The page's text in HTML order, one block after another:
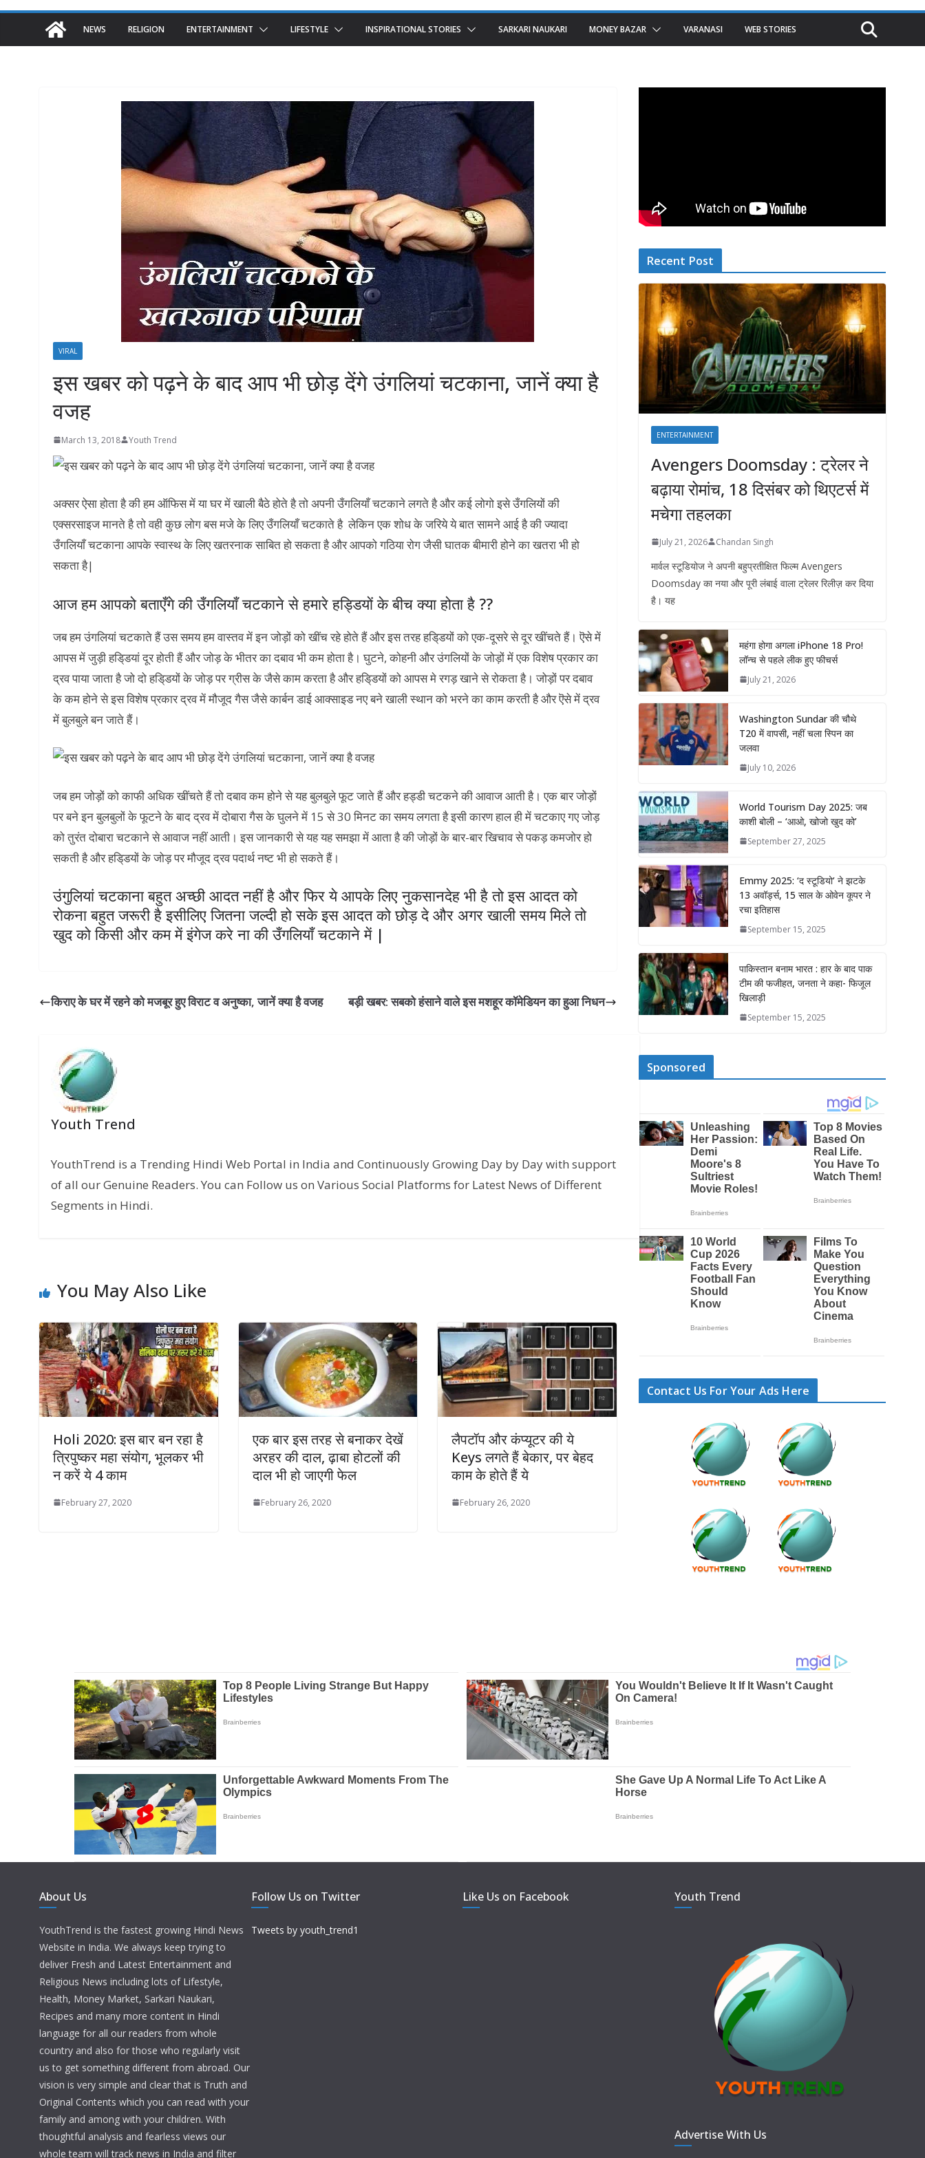
NEWS RELIGION ENTERTAINMENT LIFESTYLE INSPIRATIONAL STORIES SARKARI NAUKARI MONEY BAZAR VARANASI WEB STORIES
VIRAL
इस खबर को पढ़ने के बाद आप भी छोड़ देंगे उंगलियां चटकाना, जानें क्‍या है
वजह
March 13, 2018 Youth Trend
अक्सर ऐसा होता है की हम ऑफिस में या घर में खाली बैठे होते है तो अपनी उँगलियाँ चटकाने लगते है और कई लोगो इसे उँगलियों की
एक्सरसाइज मानते है तो वही कुछ लोग बस मजे के लिए उँगलियाँ चटकाते है लेकिन एक शोध के जरिये ये बात सामने आई है की ज्यादा
उँगलियाँ चटकाना आपके स्वास्थ के लिए खतरनाक साबित हो सकता है और आपको गठिया रोग जैसी घातक बीमारी होने का खतरा भी हो
सकता है|
आज हम आपको बताएँगे की उँगलियाँ चटकाने से हमारे हड्डियों के बीच क्या होता है ??
जब हम उंगलियां चटकाते हैं उस समय हम वास्तव में इन जोड़ों को खींच रहे होते हैं और इस तरह हडि्डयों को एक-दूसरे से दूर खींचते हैं। ऎसे में
आपस में जुड़ी हडि्डयां दूर होती हैं और जोड़ के भीतर का दबाव भी कम होता है। घुटने, कोहनी और उंगलियों के जोड़ों में एक विशेष प्रकार का
द्रव पाया जाता है जो दो हडि्डयों के जोड़ पर ग्रीस के जैसे काम करता है और हडि्डयों को आपस मे रगड़ खाने से रोकता है। जोड़ों पर दबाव
के कम होने से इस विशेष प्रकार द्रव में मौजूद गैस जैसे कार्बन डाई आक्साइड नए बने खाली स्थान को भरने का काम करती है और ऎसे में द्रव
में बुलबुले बन जाते हैं।
जब हम जोड़ों को काफी अधिक खींचते हैं तो दबाव कम होने से यह बुलबुले फूट जाते हैं और हड्डी चटकने की आवाज आती है। एक बार जोड़ों
पर बने इन बुलबुलों के फूटने के बाद द्रव में दोबारा गैस के घुलने में 15 से 30 मिनट का समय लगता है इसी कारण हाल ही में चटकाए गए जोड़
को तुरंत दोबारा चटकाने से आवाज नहीं आती। इस जानकारी से यह यह समझा में आता है की जोड़ों के बार-बार खिचाव से पकड़ कमजोर हो
सकती है और हडि्डयों के जोड़ पर मौजूद द्रव पदार्थ नष्ट भी हो सकते हैं।
उंगुलियां चटकाना बहुत अच्छी आदत नहीं है और फिर ये आपके लिए नुकसानदेह भी है तो इस आदत को
रोकना बहुत जरूरी है इसीलिए जितना जल्दी हो सके इस आदत को छोड़ दे और अगर खाली समय मिले तो
खुद को किसी और कम में इंगेज करे ना की उँगलियाँ चटकाने में |
किराए के घर में रहने को मजबूर हुए विराट व अनुष्का, जानें क्‍या है वजह बड़ी खबर: सबको हंसाने वाले इस मशहूर कॉमेडियन का हुआ निधन
Youth Trend
YouthTrend is a Trending Hindi Web Portal in India and Continuously Growing Day by Day with support
of all our Genuine Readers. You can Follow us on Various Social Platforms for Latest News of Different
Segments in Hindi.
You May Also Like
Holi 2020: इस बार बन रहा है
त्रिपुष्कर महा संयोग, भूलकर भी
न करें ये 4 काम
February 27, 2020
एक बार इस तरह से बनाकर देखें
अरहर की दाल, ढ़ाबा होटलों की
दाल भी हो जाएगी फेल
February 26, 2020
लैपटॉप और कंप्यूटर की ये
Keys लगते हैं बेकार, पर बेहद
काम के होते हैं ये
February 26, 2020
Recent Post
ENTERTAINMENT
Avengers Doomsday : ट्रेलर ने
बढ़ाया रोमांच, 18 दिसंबर को थिएटर्स में
मचेगा तहलका
July 21, 2026 Chandan Singh
मार्वल स्टूडियोज ने अपनी बहुप्रतीक्षित फिल्म Avengers
Doomsday का नया और पूरी लंबाई वाला ट्रेलर रिलीज़ कर दिया
है। यह
महंगा होगा अगला iPhone 18 Pro!
लॉन्च से पहले लीक हुए फीचर्स
July 21, 2026
Washington Sundar की चौथे
T20 में वापसी, नहीं चला स्पिन का
जलवा
July 10, 2026
World Tourism Day 2025: जब
काशी बोली – ‘आओ, खोजो खुद को’
September 27, 2025
Emmy 2025: ‘द स्टूडियो’ ने झटके
13 अवॉर्ड्स, 15 साल के ओवेन कूपर ने
रचा इतिहास
September 15, 2025
पाकिस्तान बनाम भारत : हार के बाद पाक
टीम की फजीहत, जनता ने कहा- फिजूल
खिलाड़ी
September 15, 2025
Sponsored
Contact Us For Your Ads Here
About Us
YouthTrend is the fastest growing Hindi News
Website in India. We always keep trying to
deliver Fresh and Latest Entertainment and
Religious News including lots of Lifestyle,
Health, Money Market, Sarkari Naukari,
Recipes and many more content in Hindi
language for all our readers from whole
country and also for those who regularly visit
us to get something different from abroad. Our
vision is very simple and clear that is Truth and
Original Contents which you can read with your
family and among with your children. With
thoughtful analysis and fearless views our
whole team will track news in India and filter
Follow Us on Twitter
Tweets by youth_trend1
Like Us on Facebook Youth Trend
Advertise With Us